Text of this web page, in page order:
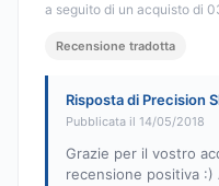
a seguito di un acquisto di
Recensione tradotta
Risposta di Precision
Pubblicata il 14/05/2018
Grazie per il vostro
recensione positiva :)